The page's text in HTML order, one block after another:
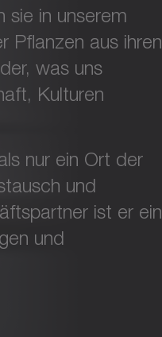
sie in unserem
Pflanzen aus ihren
was uns
Kulturen
nur ein Ort der
und
ist er ein
und